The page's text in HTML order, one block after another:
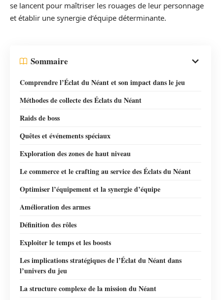
se lancent pour maîtriser les rouages de leur personnage
et établir une synergie d’équipe déterminante.
Sommaire
Comprendre l’Éclat du Néant et son impact dans le jeu
Méthodes de collecte des Éclats du Néant
Raids de boss
Quêtes et événements spéciaux
Exploration des zones de haut niveau
Le commerce et le crafting au service des Éclats du Néant
Optimiser l’équipement et la synergie d’équipe
Amélioration des armes
Définition des rôles
Exploiter le temps et les boosts
Les implications stratégiques de l’Éclat du Néant dans
l’univers du jeu
La structure complexe de la mission du Néant